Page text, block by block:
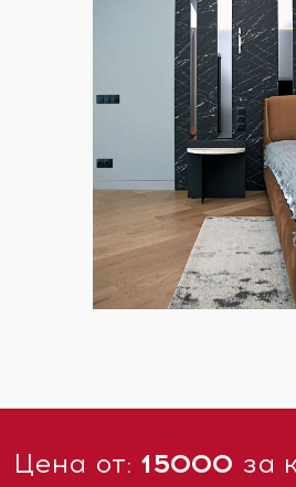
Цена от: 15000 за